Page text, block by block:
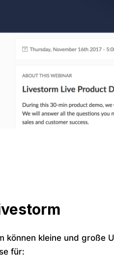
können kleine und große
für: